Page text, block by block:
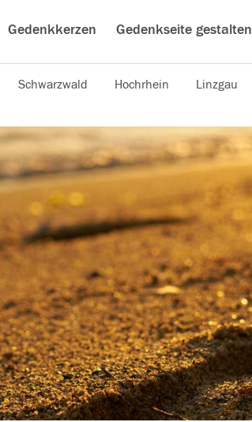
Gedenkkerzen Gedenkseite gestalten
Schwarzwald Hochrhein Linzgau